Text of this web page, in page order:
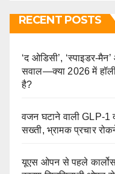
RECENT POSTS
‘द ओडिसी’, ‘स्पाइडर-
सवाल—क्या 2026 में
है?
वजन घटाने वाली GLP-1
सख्ती, भ्रामक प्रचार
यूएस ओपन से पहले